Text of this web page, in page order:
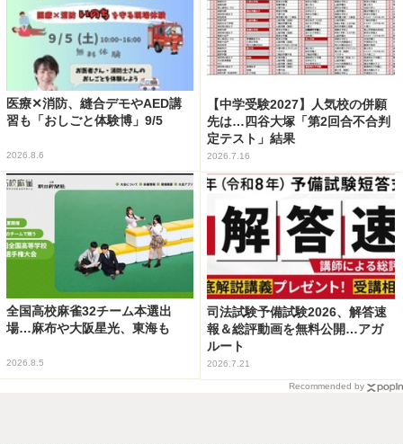
医療✕消防、縫合デモやAED講
習も「おしごと体験博」9/5
2026.8.6
【中学受験2027】人気校の併願
先は…四谷大塚「第2回合不合判
定テスト」結果
2026.7.16
全国高校麻雀32チーム本選出
場…麻布や大阪星光、東海も
2026.8.5
司法試験予備試験2026、解答速
報＆総評動画を無料公開…アガ
ルート
2026.7.21
Recommended by